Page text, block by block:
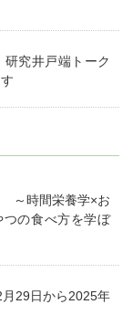
研究井戸端トーク
～時間栄養学×お
の食べ方を学ぼ
29日から2025年